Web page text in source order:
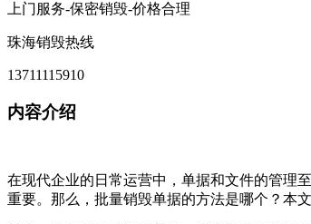
上门服务-保密销毁-价格合理
珠海销毁热线
13711115910
内容介绍
在现代企业的日常运营中，单据和文件的管理
重要。那么，批量销毁单据的方法是哪个？本